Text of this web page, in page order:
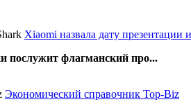
Xiaomi назвала дату презентации
послужит флагманский про...
Экономический справочник Top-Biz